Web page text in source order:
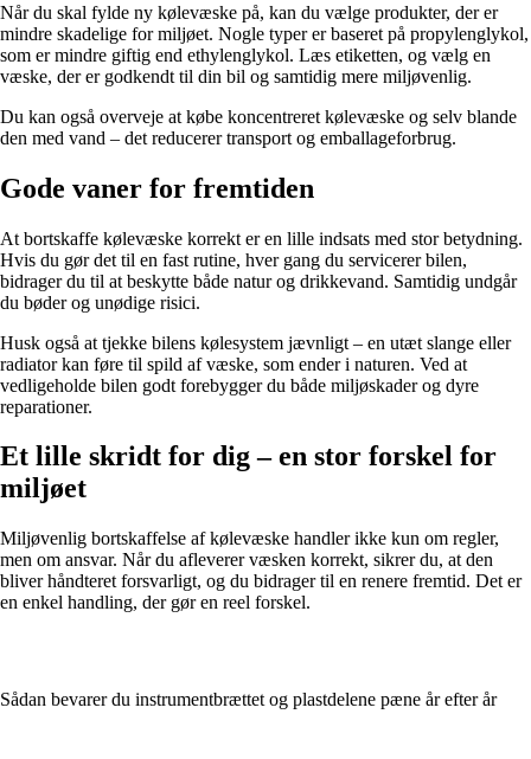
Når du skal fylde ny kølevæske på, kan du vælge produkter, der er
mindre skadelige for miljøet. Nogle typer er baseret på propylenglykol,
som er mindre giftig end ethylenglykol. Læs etiketten, og vælg en
væske, der er godkendt til din bil og samtidig mere miljøvenlig.
Du kan også overveje at købe koncentreret kølevæske og selv blande
den med vand – det reducerer transport og emballageforbrug.
Gode vaner for fremtiden
At bortskaffe kølevæske korrekt er en lille indsats med stor betydning.
Hvis du gør det til en fast rutine, hver gang du servicerer bilen,
bidrager du til at beskytte både natur og drikkevand. Samtidig undgår
du bøder og unødige risici.
Husk også at tjekke bilens kølesystem jævnligt – en utæt slange eller
radiator kan føre til spild af væske, som ender i naturen. Ved at
vedligeholde bilen godt forebygger du både miljøskader og dyre
reparationer.
Et lille skridt for dig – en stor forskel for
miljøet
Miljøvenlig bortskaffelse af kølevæske handler ikke kun om regler,
men om ansvar. Når du afleverer væsken korrekt, sikrer du, at den
bliver håndteret forsvarligt, og du bidrager til en renere fremtid. Det er
en enkel handling, der gør en reel forskel.
Sådan bevarer du instrumentbrættet og plastdelene pæne år efter år